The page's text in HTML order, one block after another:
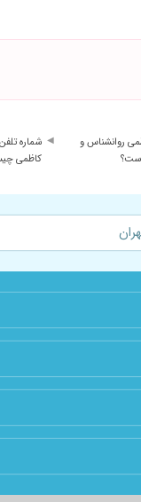
روانشناس و
شماره
کاظمی